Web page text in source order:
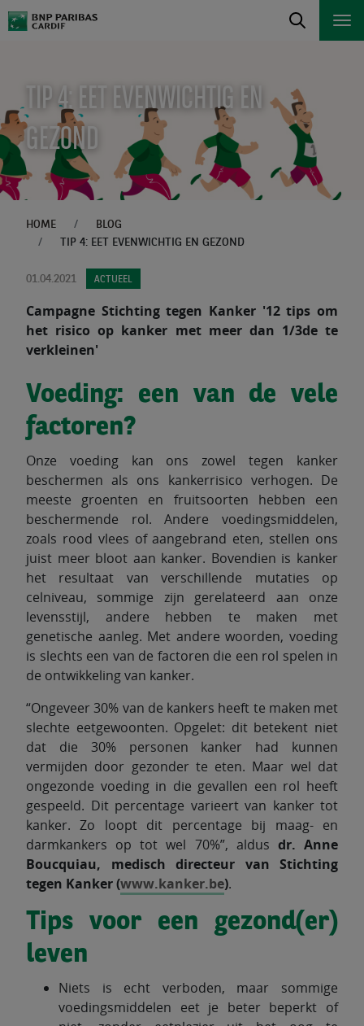
TIP 4: EET EVENWICHTIG EN
GEZOND
HOME
BLOG
TIP 4: EET EVENWICHTIG EN GEZOND
01.04.2021 ACTUEEL
Campagne Stichting tegen Kanker '12 tips om
het risico op kanker met meer dan 1/3de te
verkleinen'
Voeding: een van de vele
factoren?
Onze voeding kan ons zowel tegen kanker
beschermen als ons kankerrisico verhogen. De
meeste groenten en fruitsoorten hebben een
beschermende rol. Andere voedingsmiddelen,
zoals rood vlees of aangebrand eten, stellen ons
juist meer bloot aan kanker. Bovendien is kanker
het resultaat van verschillende mutaties op
celniveau, sommige zijn gerelateerd aan onze
levensstijl, andere hebben te maken met
genetische aanleg. Met andere woorden, voeding
is slechts een van de factoren die een rol spelen in
de ontwikkeling van kanker.
“Ongeveer 30% van de kankers heeft te maken met
slechte eetgewoonten. Opgelet: dit betekent niet
dat die 30% personen kanker had kunnen
vermijden door gezonder te eten. Maar wel dat
ongezonde voeding in die gevallen een rol heeft
gespeeld. Dit percentage varieert van kanker tot
kanker. Zo loopt dit percentage bij maag- en
darmkankers op tot wel 70%”, aldus dr. Anne
Boucquiau, medisch directeur van Stichting
tegen Kanker (www.kanker.be).
Tips voor een gezond(er)
leven
Niets is echt verboden, maar sommige
voedingsmiddelen eet je beter beperkt of